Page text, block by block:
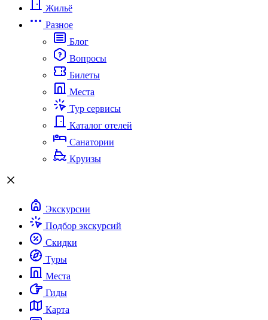
Жильё
Разное
Блог
Вопросы
Билеты
Места
Тур сервисы
Каталог отелей
Санатории
Круизы
Экскурсии
Подбор экскурсий
Скидки
Туры
Места
Гиды
Карта